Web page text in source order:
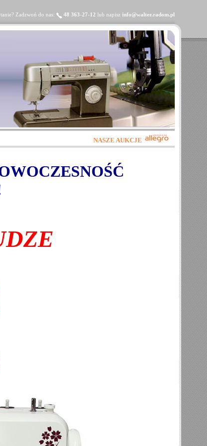
Zadzwoń do nas: 48 363-27-12 lub napisz info@walter.radom.pl
NASZE AUKCJE